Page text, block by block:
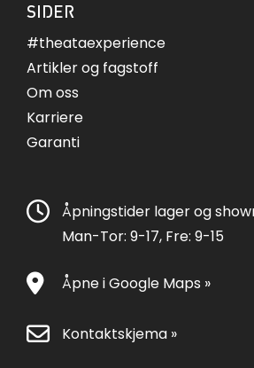
SIDER
#theataexperience
Artikler og fagstoff
Om oss
Karriere
Garanti
Åpningstider lager og
Man-Tor: 9-17, Fre: 9-15
Åpne i Google Maps »
Kontaktskjema »